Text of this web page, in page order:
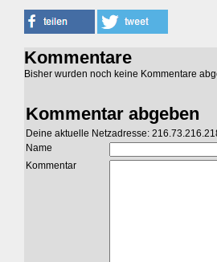
Kommentare
Bisher wurden noch keine Kommentare
Kommentar abgeben
Deine aktuelle Netzadresse:
Name
Kommentar